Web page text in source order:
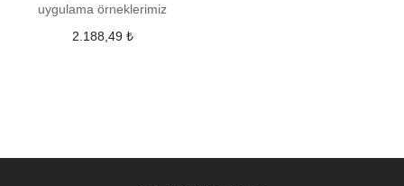
uygulama örneklerimiz
2.188,49 ₺